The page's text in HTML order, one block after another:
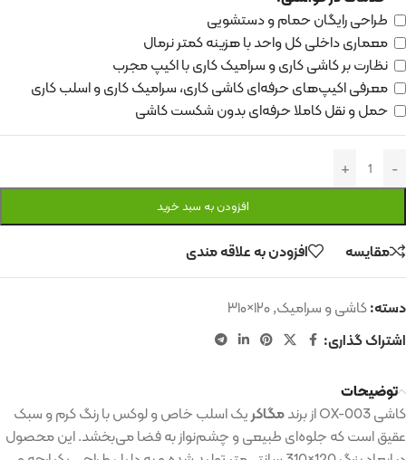
طراحی رایگان حمام و دستشویی
معماری داخلی کل واحد با هزینه کمتر نرمال
نظارت بر کاشی کاری و سرامیک کاری با اکیپ مجرب
معرفی اکیپ‌های حرفه‌ای کاشی کاری، سرامیک کاری و اسلب کاری
حمل و نقل کاملا حرفه‌ای بدون شکست کاشی
افزودن به سبد خرید
مقایسه افزودن به علاقه مندی
دسته:کاشی و سرامیک,۱۲۰×۳۱۰
اشتراک گذاری:
توضیحات
کاشی OX-003 از برند
مگاکریک اسلب خاص و لوکس با رنگ کرم و سبک
عقیق است که جلوه‌ای طبیعی و چشم‌نواز به فضا می‌بخشد. این محصول